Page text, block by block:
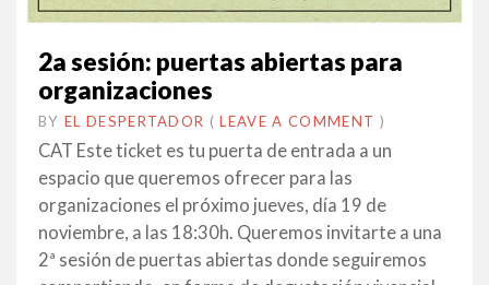
2a sesión: puertas abiertas para
organizaciones
BY EL DESPERTADOR ON
2
OCTUBRE
2014
•(LEAVE A COMMENT )
CAT Este ticket es tu puerta de entrada a un
espacio que queremos ofrecer para las
organizaciones el próximo jueves, día 19 de
noviembre, a las 18:30h. Queremos invitarte a una
2ª sesión de puertas abiertas donde seguiremos